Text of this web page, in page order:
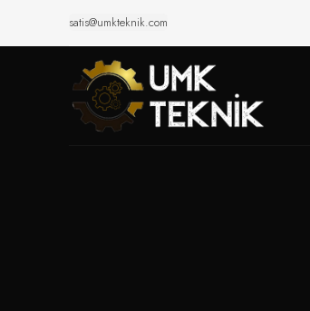
satis@umkteknik.com